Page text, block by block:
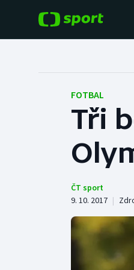
Hokej
Tenis
Cyklistika
FOTBAL
Tři
ČT sport
9. 10. 2017 |